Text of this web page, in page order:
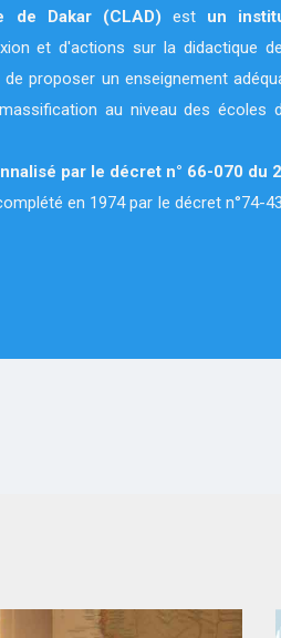
de Dakar (CLAD) est un
et d'actions sur la didactique
proposer un enseignement
au niveau des écoles
par le décret n° 66-070 du
en 1974 par le décret n°74-